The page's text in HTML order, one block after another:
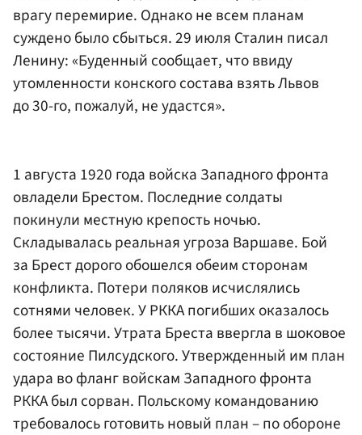
врагу перемирие. Однако не всем планам
суждено было сбыться. 29 июля Сталин писал
Ленину: «Буденный сообщает, что ввиду
утомленности конского состава взять Львов
до 30-го, пожалуй, не удастся».
1 августа 1920 года войска Западного фронта
овладели Брестом. Последние солдаты
покинули местную крепость ночью.
Складывалась реальная угроза Варшаве. Бой
за Брест дорого обошелся обеим сторонам
конфликта. Потери поляков исчислялись
сотнями человек. У РККА погибших оказалось
более тысячи. Утрата Бреста ввергла в шоковое
состояние Пилсудского. Утвержденный им план
удара во фланг войскам Западного фронта
РККА был сорван. Польскому командованию
требовалось готовить новый план – по обороне